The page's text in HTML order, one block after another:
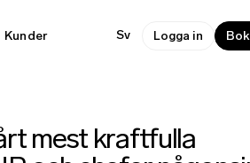
Kunder Sv Logga in
mest kraftfulla